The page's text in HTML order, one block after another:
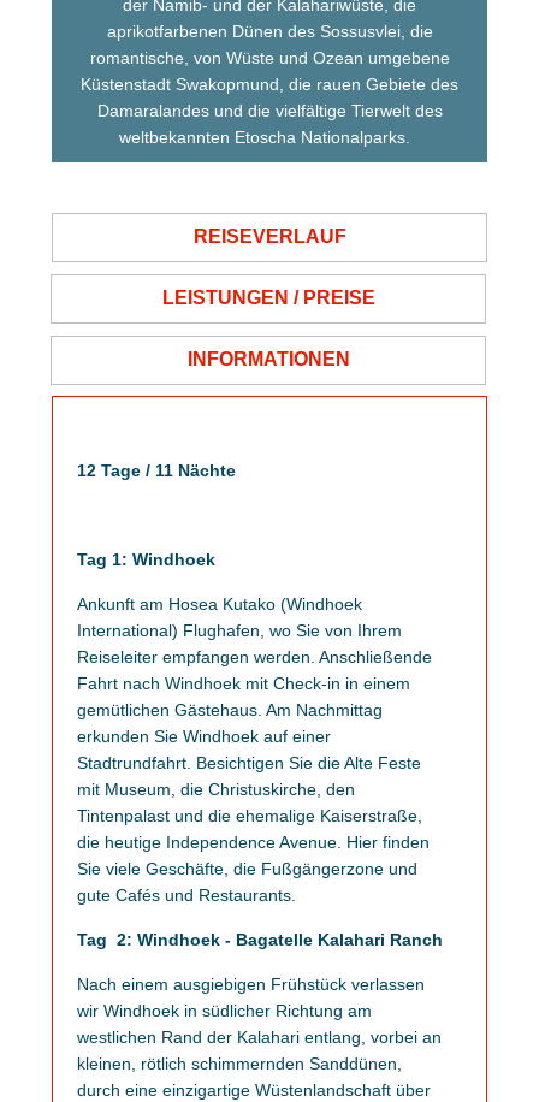
der Namib- und der Kalahariwüste, die
aprikotfarbenen Dünen des Sossusvlei, die
romantische, von Wüste und Ozean umgebene
Küstenstadt Swakopmund, die rauen Gebiete des
Damaralandes und die vielfältige Tierwelt des
weltbekannten Etoscha Nationalparks.
REISEVERLAUF
LEISTUNGEN / PREISE
INFORMATIONEN
12 Tage / 11 Nächte
Tag 1: Windhoek
Ankunft am Hosea Kutako (Windhoek
International) Flughafen, wo Sie von Ihrem
Reiseleiter empfangen werden. Anschließende
Fahrt nach Windhoek mit Check-in in einem
gemütlichen Gästehaus. Am Nachmittag
erkunden Sie Windhoek auf einer
Stadtrundfahrt. Besichtigen Sie die Alte Feste
mit Museum, die Christuskirche, den
Tintenpalast und die ehemalige Kaiserstraße,
die heutige Independence Avenue. Hier finden
Sie viele Geschäfte, die Fußgängerzone und
gute Cafés und Restaurants.
Tag 2: Windhoek - Bagatelle Kalahari Ranch
Nach einem ausgiebigen Frühstück verlassen
wir Windhoek in südlicher Richtung am
westlichen Rand der Kalahari entlang, vorbei an
kleinen, rötlich schimmernden Sanddünen,
durch eine einzigartige Wüstenlandschaft über